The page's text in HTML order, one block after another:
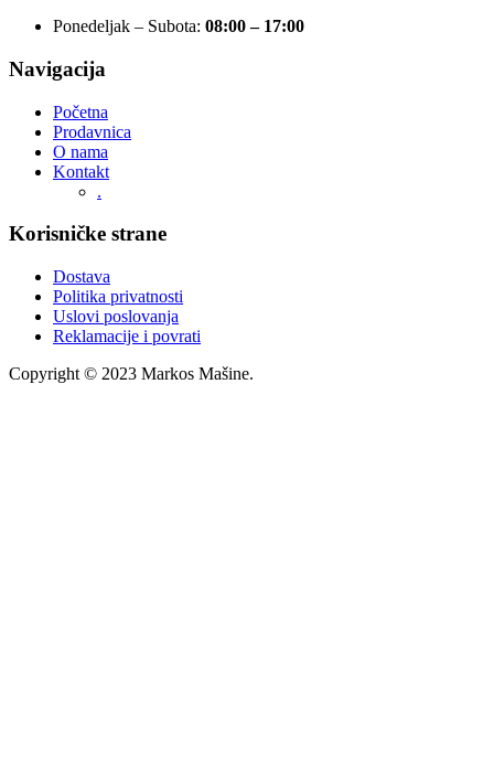
Ponedeljak – Subota: 08:00 – 17:00
Navigacija
Početna
Prodavnica
O nama
Kontakt
.
Korisničke strane
Dostava
Politika privatnosti
Uslovi poslovanja
Reklamacije i povrati
Copyright © 2023 Markos Mašine.